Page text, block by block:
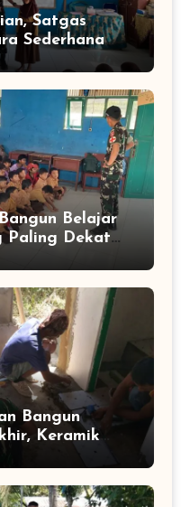
Satgas
Sederhana
Dini
Belajar
Paling Dekat
Bangun
Keramik